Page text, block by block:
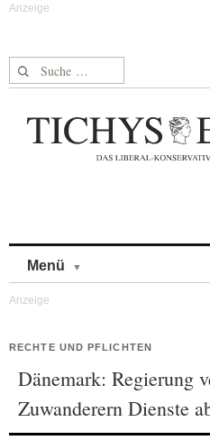
Suche nach:
Menü
RECHTE UND PFLICHTEN
Dänemark: Regierung
Zuwanderern Dienste